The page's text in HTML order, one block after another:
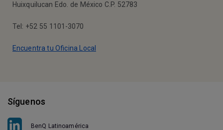
Huixquilucan Edo. de México C.P. 52783
Tel: +52 55 1101-3070
Encuentra tu Oficina Local
Síguenos
BenQ Latinoamérica